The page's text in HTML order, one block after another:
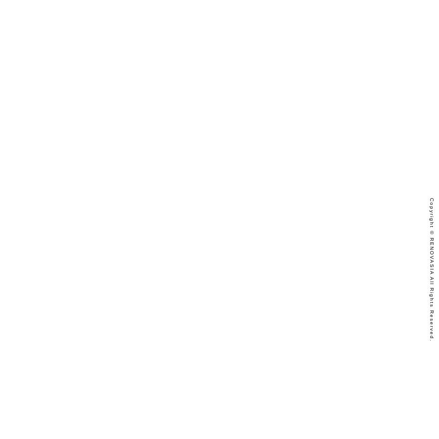
Copyright © RENOVASIA All Rights Reserved.